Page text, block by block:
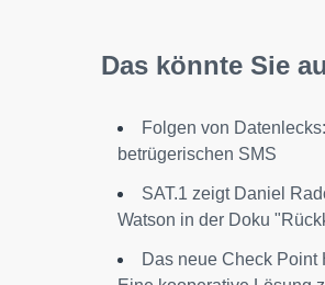
Das könnte Sie
Folgen von
betrügerischen SMS
SAT.1 zeigt Daniel
Watson in der Doku
Das neue Check Point